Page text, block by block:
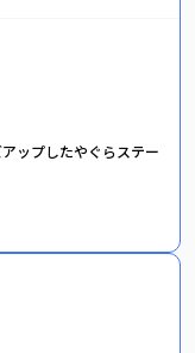
ップしたやぐらステー